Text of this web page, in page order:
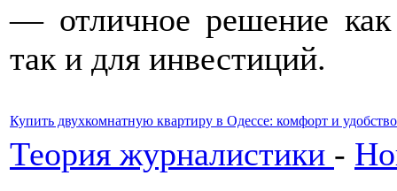
— отличное решение как
так и для инвестиций.
Купить двухкомнатную квартиру в Одессе: комфорт и
Теория журналистики -